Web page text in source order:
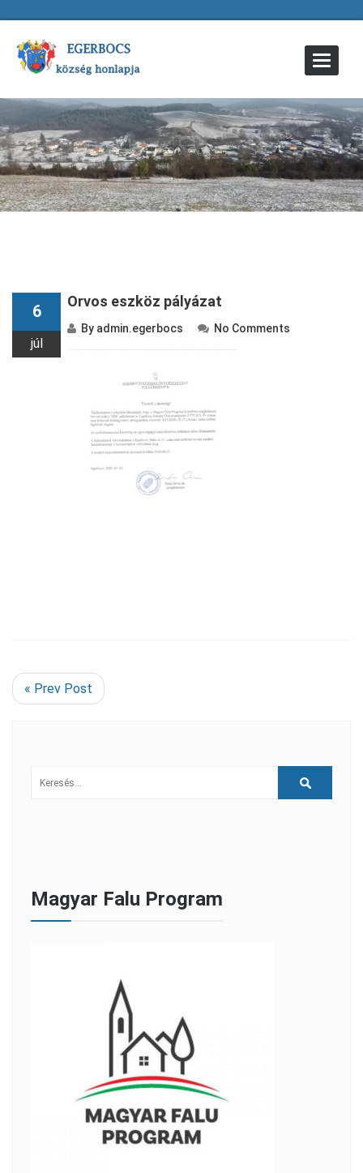
Toggle
6
júl
Orvos eszköz pályázat
By admin.egerbocs No Comments
« Prev Post
Magyar Falu Program